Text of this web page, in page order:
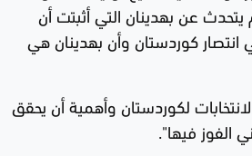
عن بهدينان التي أثبتت أن
انتصار كوردستان وأن بهدينان هي
لكوردستان وأهمية أن يحقق
الفوز فيها".